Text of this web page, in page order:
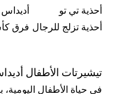
أحذية تي تو
أديداس
أحذية تزلج للرجال
تيشيرتات الأطفال
في حياة الأطفال